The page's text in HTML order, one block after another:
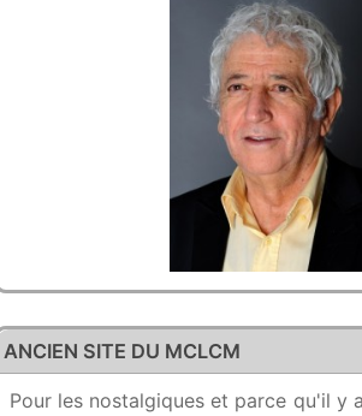
ANCIEN SITE DU MCLCM
Pour les nostalgiques et parce qu'il y